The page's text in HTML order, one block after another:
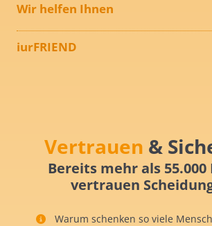
Wir helfen Ihnen
iurFRIEND
Vertrauen &
Bereits mehr als 55.000
vertrauen
Warum schenken so viele